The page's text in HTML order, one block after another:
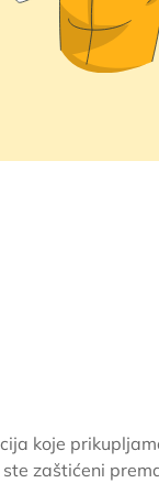
koje
zaštićeni